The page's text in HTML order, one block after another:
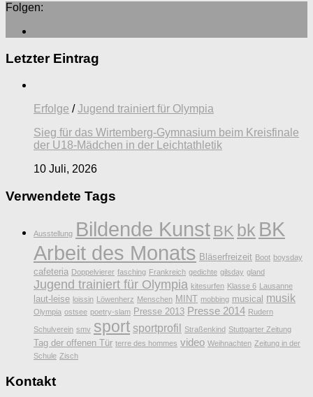
Folgen:
Letzter Eintrag
Erfolge /Jugend trainiert für Olympia
Sieg für das Wirtemberg-Gymnasium beim Kreisfinale
der U18-Mädchen in der Leichtathletik
10 Juli, 2026
Verwendete Tags
Ausstellung Bildende Kunst BK bk BK
Arbeit des Monats Bläserfreizeit Boot boysday
cafeteria Doppelvierer fasching Frankreich gedichte gilsday gland
Jugend trainiert für Olympia kitesurfen Klasse 6 Lausanne
laut-leise loissin Löwenherz Menschen MINT mobbing musical musik
Olympia ostsee poetry-slam Presse 2013 Presse 2014 Rudern
Schulverein smv sport sportprofil Straßenkind Stuttgarter Zeitung
Tag der offenen Tür terre des hommes video Weihnachten Zeitung in der
Schule Zisch
Kontakt